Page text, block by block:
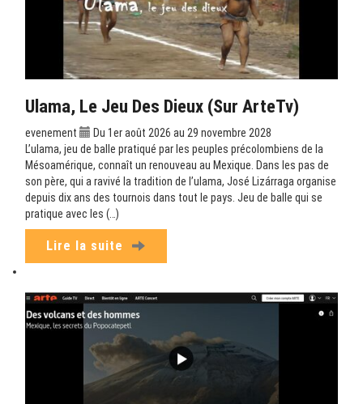
Ulama, Le Jeu Des Dieux (sur ArteTv)
evenement
Du 1er août 2026 au 29 novembre 2028
L’ulama, jeu de balle pratiqué par les peuples précolombiens de la
Mésoamérique, connaît un renouveau au Mexique. Dans les pas de
son père, qui a ravivé la tradition de l’ulama, José Lizárraga organise
depuis dix ans des tournois dans tout le pays. Jeu de balle qui se
pratique avec les (…)
Lire la suite